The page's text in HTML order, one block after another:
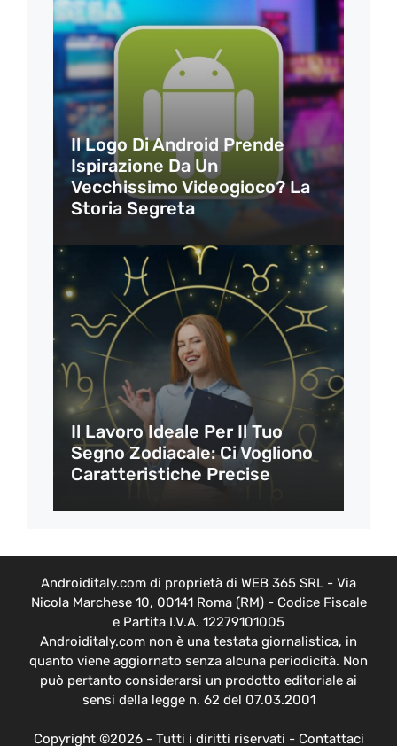
Il Logo Di Android Prende
Ispirazione Da Un
Vecchissimo Videogioco? La
Storia Segreta
Il Lavoro Ideale Per Il Tuo
Segno Zodiacale: Ci Vogliono
Caratteristiche Precise
Androiditaly.com di proprietà di WEB 365 SRL - Via
Nicola Marchese 10, 00141 Roma (RM) - Codice Fiscale
e Partita I.V.A. 12279101005
Androiditaly.com non è una testata giornalistica, in
quanto viene aggiornato senza alcuna periodicità. Non
può pertanto considerarsi un prodotto editoriale ai
sensi della legge n. 62 del 07.03.2001
Copyright ©2026 - Tutti i diritti riservati - Contattaci